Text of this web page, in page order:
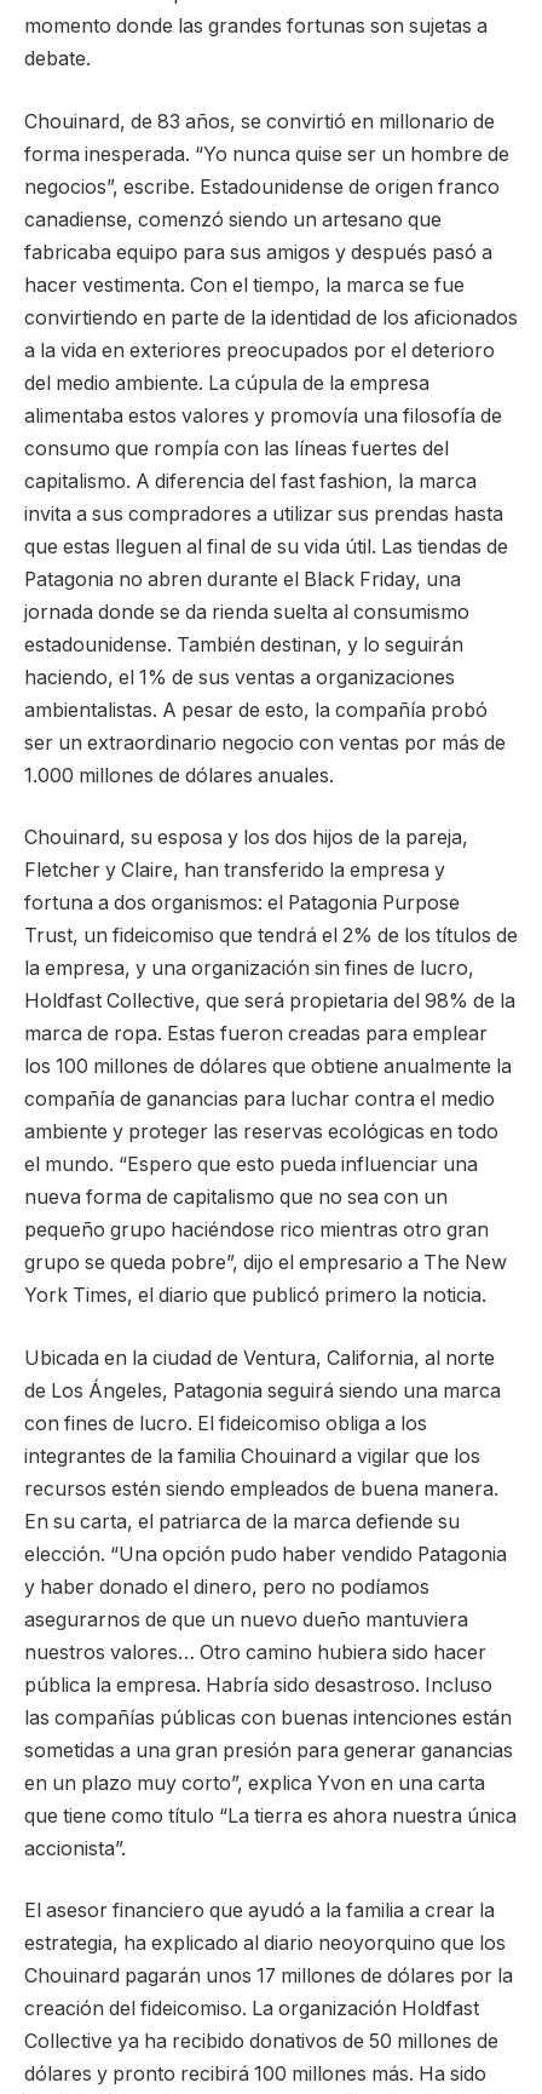
momento donde las grandes fortunas son sujetas a
debate.
Chouinard, de 83 años, se convirtió en millonario de
forma inesperada. “Yo nunca quise ser un hombre de
negocios”, escribe. Estadounidense de origen franco
canadiense, comenzó siendo un artesano que
fabricaba equipo para sus amigos y después pasó a
hacer vestimenta. Con el tiempo, la marca se fue
convirtiendo en parte de la identidad de los aficionados
a la vida en exteriores preocupados por el deterioro
del medio ambiente. La cúpula de la empresa
alimentaba estos valores y promovía una filosofía de
consumo que rompía con las líneas fuertes del
capitalismo. A diferencia del fast fashion, la marca
invita a sus compradores a utilizar sus prendas hasta
que estas lleguen al final de su vida útil. Las tiendas de
Patagonia no abren durante el Black Friday, una
jornada donde se da rienda suelta al consumismo
estadounidense. También destinan, y lo seguirán
haciendo, el 1% de sus ventas a organizaciones
ambientalistas. A pesar de esto, la compañía probó
ser un extraordinario negocio con ventas por más de
1.000 millones de dólares anuales.
Chouinard, su esposa y los dos hijos de la pareja,
Fletcher y Claire, han transferido la empresa y
fortuna a dos organismos: el Patagonia Purpose
Trust, un fideicomiso que tendrá el 2% de los títulos de
la empresa, y una organización sin fines de lucro,
Holdfast Collective, que será propietaria del 98% de la
marca de ropa. Estas fueron creadas para emplear
los 100 millones de dólares que obtiene anualmente la
compañía de ganancias para luchar contra el medio
ambiente y proteger las reservas ecológicas en todo
el mundo. “Espero que esto pueda influenciar una
nueva forma de capitalismo que no sea con un
pequeño grupo haciéndose rico mientras otro gran
grupo se queda pobre”, dijo el empresario a The New
York Times, el diario que publicó primero la noticia.
Ubicada en la ciudad de Ventura, California, al norte
de Los Ángeles, Patagonia seguirá siendo una marca
con fines de lucro. El fideicomiso obliga a los
integrantes de la familia Chouinard a vigilar que los
recursos estén siendo empleados de buena manera.
En su carta, el patriarca de la marca defiende su
elección. “Una opción pudo haber vendido Patagonia
y haber donado el dinero, pero no podíamos
asegurarnos de que un nuevo dueño mantuviera
nuestros valores… Otro camino hubiera sido hacer
pública la empresa. Habría sido desastroso. Incluso
las compañías públicas con buenas intenciones están
sometidas a una gran presión para generar ganancias
en un plazo muy corto”, explica Yvon en una carta
que tiene como título “La tierra es ahora nuestra única
accionista”.
El asesor financiero que ayudó a la familia a crear la
estrategia, ha explicado al diario neoyorquino que los
Chouinard pagarán unos 17 millones de dólares por la
creación del fideicomiso. La organización Holdfast
Collective ya ha recibido donativos de 50 millones de
dólares y pronto recibirá 100 millones más. Ha sido